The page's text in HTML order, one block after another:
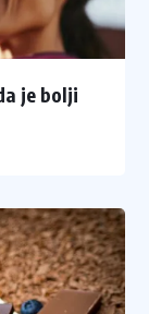
je bolji